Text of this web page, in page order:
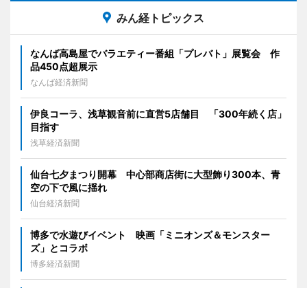
みん経トピックス
なんば高島屋でバラエティー番組「プレバト」展覧会 作
品450点超展示
なんば経済新聞
伊良コーラ、浅草観音前に直営5店舗目 「300年続く店」
目指す
浅草経済新聞
仙台七夕まつり開幕 中心部商店街に大型飾り300本、青
空の下で風に揺れ
仙台経済新聞
博多で水遊びイベント 映画「ミニオンズ＆モンスター
ズ」とコラボ
博多経済新聞